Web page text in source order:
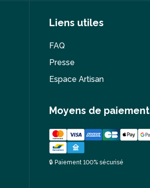
Liens utiles
FAQ
Presse
Espace Artisan
Moyens de paiement
🔒 Paiement 100% sécurisé